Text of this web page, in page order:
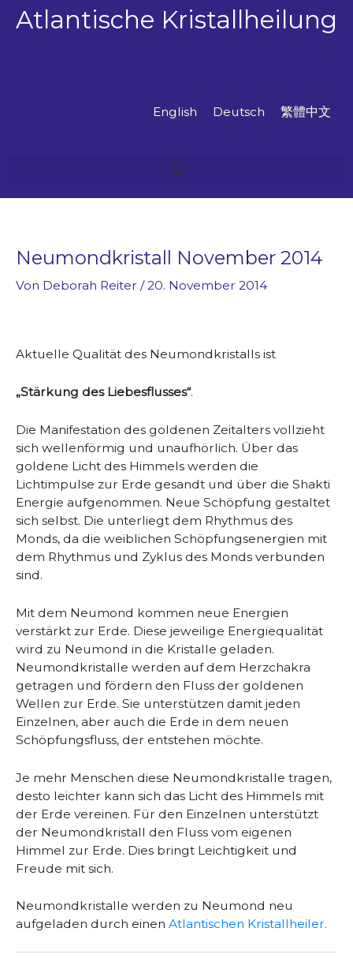
Zum
InhaltAtlantische Kristallheilung
English Deutsch 繁體中文
Neumondkristall November 2014
Von Deborah Reiter /20. November 2014
Aktuelle Qualität des Neumondkristalls ist
„Stärkung des Liebesflusses“.
Die Manifestation des goldenen Zeitalters vollzieht
sich wellenförmig und unaufhörlich. Über das
goldene Licht des Himmels werden die
Lichtimpulse zur Erde gesandt und über die Shakti
Energie aufgenommen. Neue Schöpfung gestaltet
sich selbst. Die unterliegt dem Rhythmus des
Monds, da die weiblichen Schöpfungsenergien mit
dem Rhythmus und Zyklus des Monds verbunden
sind.
Mit dem Neumond kommen neue Energien
verstärkt zur Erde. Diese jeweilige Energiequalität
wird zu Neumond in die Kristalle geladen.
Neumondkristalle werden auf dem Herzchakra
getragen und fördern den Fluss der goldenen
Wellen zur Erde. Sie unterstützen damit jeden
Einzelnen, aber auch die Erde in dem neuen
Schöpfungsfluss, der entstehen möchte.
Je mehr Menschen diese Neumondkristalle tragen,
desto leichter kann sich das Licht des Himmels mit
der Erde vereinen. Für den Einzelnen unterstützt
der Neumondkristall den Fluss vom eigenen
Himmel zur Erde. Dies bringt Leichtigkeit und
Freude mit sich.
Neumondkristalle werden zu Neumond neu
aufgeladen durch einen Atlantischen Kristallheiler.